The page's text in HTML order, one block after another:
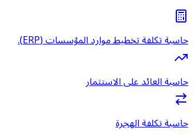
حاسبة تكلفة تخطيط موارد المؤسسات (ERP).
حاسبة العائد على الاستثمار
حاسبة تكلفة الهجرة